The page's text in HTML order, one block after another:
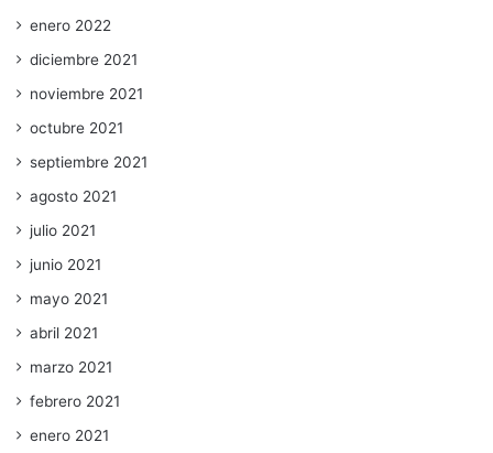
enero 2022
diciembre 2021
noviembre 2021
octubre 2021
septiembre 2021
agosto 2021
julio 2021
junio 2021
mayo 2021
abril 2021
marzo 2021
febrero 2021
enero 2021